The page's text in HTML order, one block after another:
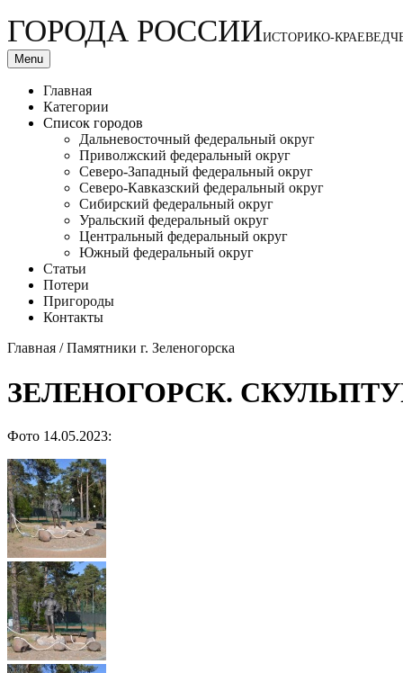
ГОРОДА РОССИИИСТОРИКО-
Menu
Главная
Категории
Список городов
Дальневосточный федеральный округ
Приволжский федеральный округ
Северо-Западный федеральный округ
Северо-Кавказский федеральный округ
Сибирский федеральный округ
Уральский федеральный округ
Центральный федеральный округ
Южный федеральный округ
Статьи
Потери
Пригороды
Контакты
Главная /Памятники г. Зеленогорска
ЗЕЛЕНОГОРСК.
Фото 14.05.2023: